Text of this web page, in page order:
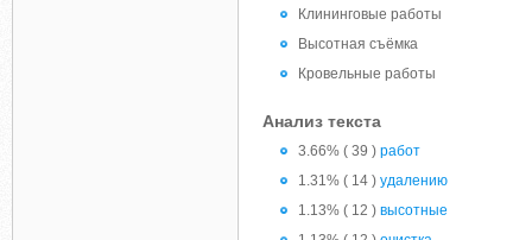
Клининговые работы
Высотная съёмка
Кровельные работы
Анализ текста
3.66% ( 39 ) работ
1.31% ( 14 ) удалению
1.13% ( 12 ) высотные